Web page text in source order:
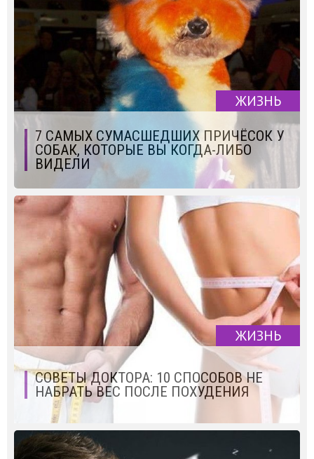
ЖИЗНЬ
7 САМЫХ СУМАСШЕДШИХ ПРИЧЁСОК У
СОБАК, КОТОРЫЕ ВЫ КОГДА-ЛИБО
ВИДЕЛИ
ЖИЗНЬ
СОВЕТЫ ДОКТОРА: 10 СПОСОБОВ НЕ
НАБРАТЬ ВЕС ПОСЛЕ ПОХУДЕНИЯ